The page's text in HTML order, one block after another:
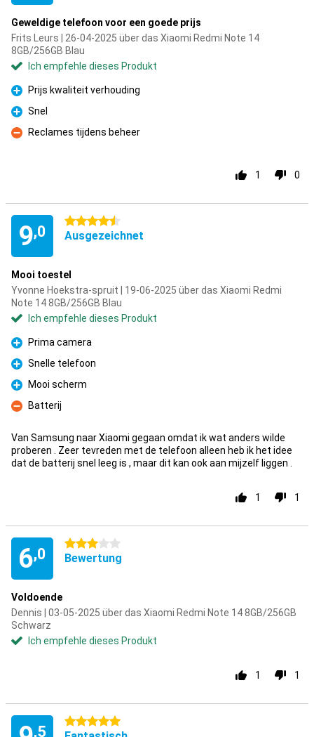
Geweldige telefoon voor een goede prijs
Frits Leurs | 26-04-2025 über das Xiaomi Redmi Note 14
8GB/256GB Blau
Ich empfehle dieses Produkt
Pro
Prijs kwaliteit verhouding
Pro
Snel
Kontra
Reclames tijdens beheer
1 0
9,0
4.5 Sterne
Ausgezeichnet
Mooi toestel
Yvonne Hoekstra-spruit | 19-06-2025 über das Xiaomi Redmi
Note 14 8GB/256GB Blau
Ich empfehle dieses Produkt
Pro
Prima camera
Pro
Snelle telefoon
Pro
Mooi scherm
Kontra
Batterij
Van Samsung naar Xiaomi gegaan omdat ik wat anders wilde
proberen . Zeer tevreden met de telefoon alleen heb ik het idee
dat de batterij snel leeg is , maar dit kan ook aan mijzelf liggen .
1 1
6,0
3 Sterne
Bewertung
Voldoende
Dennis | 03-05-2025 über das Xiaomi Redmi Note 14 8GB/256GB
Schwarz
Ich empfehle dieses Produkt
1 1
,5
5 Sterne